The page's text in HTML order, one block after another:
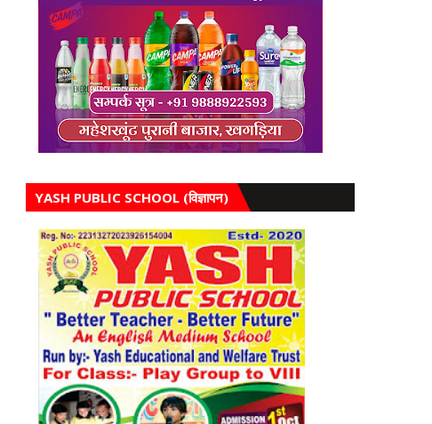
YASH PUBLIC SCHOOL (विज्ञापन)